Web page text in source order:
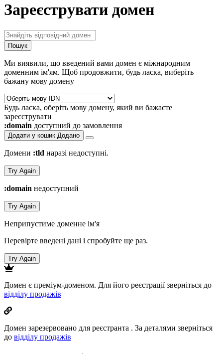
Зареєструвати домен
Пошук
Ми виявили, що введений вами домен є міжнародним
доменним ім'ям. Щоб продовжити, будь ласка, виберіть
бажану мову домену
Будь ласка, оберіть мову домену, який ви бажаєте
зареєструвати
:domain доступний до замовлення
Додати у кошик Додано
Домени :tld наразі недоступні.
Try Again
:domain недоступний
Try Again
Неприпустиме доменне ім'я
Перевірте введені дані і спробуйте ще раз.
Try Again
Домен є преміум-доменом. Для його реєстрації зверніться до
відділу продажів
Домен зарезервовано для реєстранта . За деталями зверніться
до відділу продажів